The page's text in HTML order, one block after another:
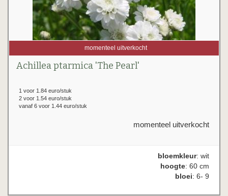
momenteel uitverkocht
Achillea ptarmica 'The Pearl'
1 voor 1.84 euro/stuk
2 voor 1.54 euro/stuk
vanaf 6 voor 1.44 euro/stuk
momenteel uitverkocht
bloemkleur: wit
hoogte: 60 cm
bloei: 6- 9